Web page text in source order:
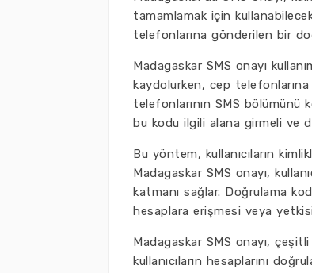
tamamlamak için
telefonlarına gönderilen bir
Madagaskar SMS onayı
kaydolurken, cep telefonlarına
telefonlarının SMS bölümünü
bu kodu ilgili alana girmeli ve
Bu yöntem, kullanıcıların
Madagaskar SMS onayı,
katmanı sağlar. Doğrulama
hesaplara erişmesi veya
Madagaskar SMS onayı,
kullanıcıların hesaplarını